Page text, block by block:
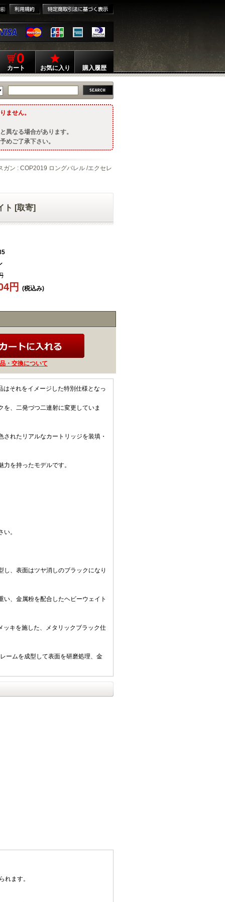
0
カート お気に入り 購入履歴
ません。
異なる場合があります。
めご了承下さい。
ガン : COP2019 ロングバレル /エクセレ
ト [取寄]
円
(税込み)
・交換について
それをイメージした特別仕様となっ
、二発づつ二連射に変更していま
れたリアルなカートリッジを装填・
を持ったモデルです。
。
し、表面はツヤ消しのブラックになり
い、金属粉を配合したヘビーウェイト
ッキを施した、メタリックブラック仕
ームを成型して表面を研磨処理、金
れます。